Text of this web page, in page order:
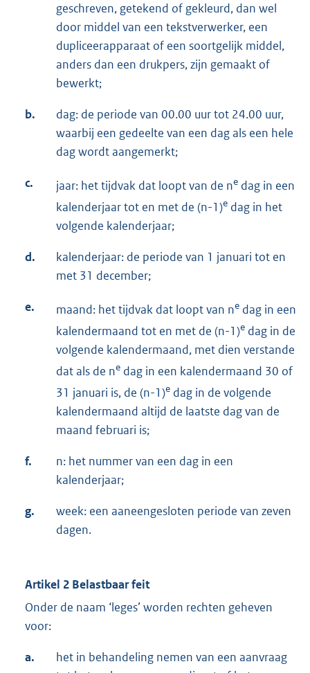
geschreven, getekend of gekleurd, dan wel
door middel van een tekstverwerker, een
dupliceerapparaat of een soortgelijk middel,
anders dan een drukpers, zijn gemaakt of
bewerkt;
b.
dag: de periode van 00.00 uur tot 24.00 uur,
waarbij een gedeelte van een dag als een hele
dag wordt aangemerkt;
c. jaar: het tijdvak dat loopt van de ne dag in een
kalenderjaar tot en met de (n-1)e dag in het
volgende kalenderjaar;
d.
kalenderjaar: de periode van 1 januari tot en
met 31 december;
e. maand: het tijdvak dat loopt van ne dag in een
kalendermaand tot en met de (n-1)e dag in de
volgende kalendermaand, met dien verstande
dat als de ne dag in een kalendermaand 30 of
31 januari is, de (n-1)e dag in de volgende
kalendermaand altijd de laatste dag van de
maand februari is;
f.
n: het nummer van een dag in een
kalenderjaar;
g.
week: een aaneengesloten periode van zeven
dagen.
Artikel 2 Belastbaar feit
Onder de naam ‘leges’ worden rechten geheven
voor:
a.
het in behandeling nemen van een aanvraag